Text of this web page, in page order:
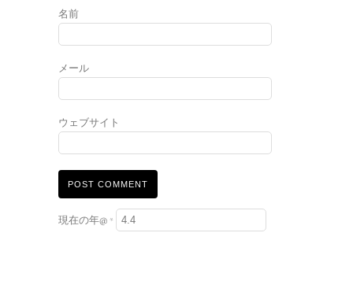
名前
メール
ウェブサイト
現在の年@ *